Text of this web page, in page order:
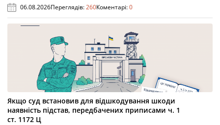
06.08.2026Переглядів:260Коментарі:0
Якщо суд встановив для відшкодування шкоди
наявність підстав, передбачених приписами ч. 1
ст. 1172 Ц